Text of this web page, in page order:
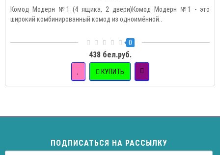
Комод Модерн №1 (4 ящика, 2 двери)Комод Модерн №1 - это
широкий комбинированный комод из одноимённой..
0
438 бел.руб.
КУПИТЬ
ПОДПИСАТЬСЯ НА РАССЫЛКУ